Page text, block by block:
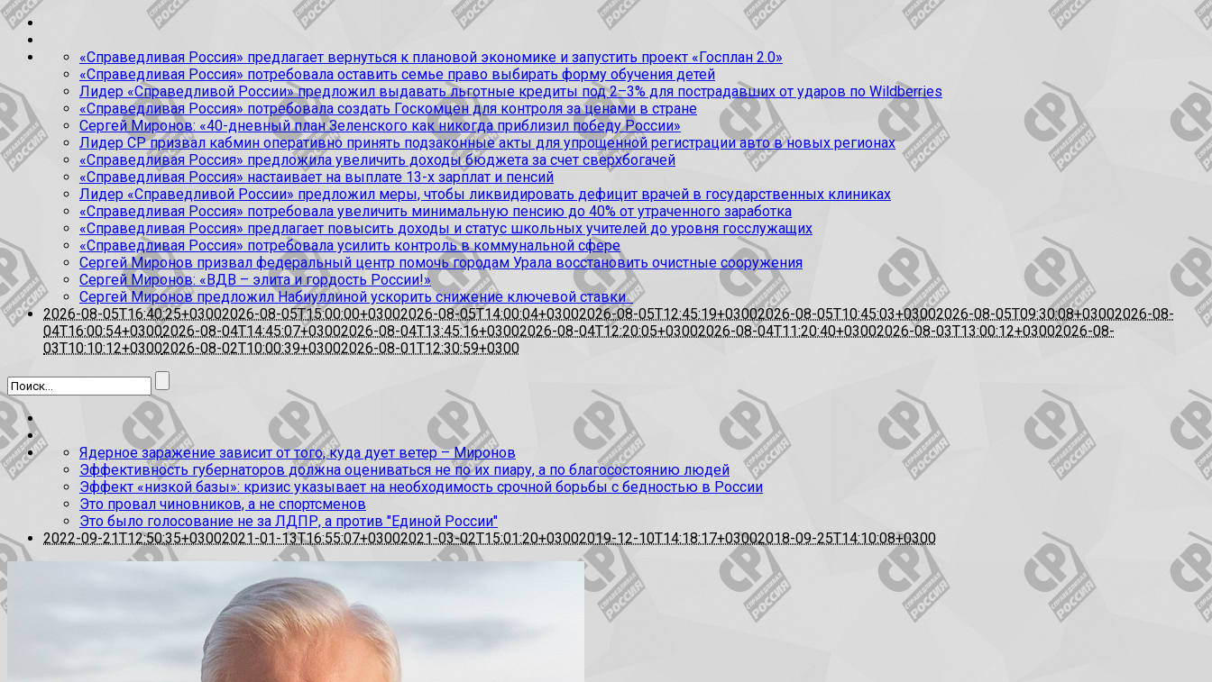
«Справедливая Россия» предлагает вернуться к плановой экономике и запустить проект «Госплан 2.0»
«Справедливая Россия» потребовала оставить семье право выбирать форму обучения детей
Лидер «Справедливой России» предложил выдавать льготные кредиты под 2–3% для пострадавших от ударов по Wildberries
«Справедливая Россия» потребовала создать Госкомцен для контроля за ценами в стране
Сергей Миронов: «40-дневный план Зеленского как никогда приблизил победу России»
Лидер СР призвал кабмин оперативно принять подзаконные акты для упрощенной регистрации авто в новых регионах
«Справедливая Россия» предложила увеличить доходы бюджета за счет сверхбогачей
«Справедливая Россия» настаивает на выплате 13-х зарплат и пенсий
Лидер «Справедливой России» предложил меры, чтобы ликвидировать дефицит врачей в государственных клиниках
«Справедливая Россия» потребовала увеличить минимальную пенсию до 40% от утраченного заработка
«Справедливая Россия» предлагает повысить доходы и статус школьных учителей до уровня госслужащих
«Справедливая Россия» потребовала усилить контроль в коммунальной сфере
Сергей Миронов призвал федеральный центр помочь городам Урала восстановить очистные сооружения
Сергей Миронов: «ВДВ – элита и гордость России!»
Сергей Миронов предложил Набиуллиной ускорить снижение ключевой ставки
2026-08-05T16:40:25+03002026-08-05T15:00:00+03002026-08-05T14:00:04+03002026-08-05T12:45:19+03002026-08-05T10:45:03+03002026-08-05T09:30:08+03002026-08-
04T16:00:54+03002026-08-04T14:45:07+03002026-08-04T13:45:16+03002026-08-04T12:20:05+03002026-08-04T11:20:40+03002026-08-03T13:00:12+03002026-08-
03T10:10:12+03002026-08-02T10:00:39+03002026-08-01T12:30:59+0300
Ядерное заражение зависит от того, куда дует ветер – Миронов
Эффективность губернаторов должна оцениваться не по их пиару, а по благосостоянию людей
Эффект «низкой базы»: кризис указывает на необходимость срочной борьбы с бедностью в России
Это провал чиновников, а не спортсменов
Это было голосование не за ЛДПР, а против "Единой России"
2022-09-21T12:50:35+03002021-01-13T16:55:07+03002021-03-02T15:01:20+03002019-12-10T14:18:17+03002018-09-25T14:10:08+0300